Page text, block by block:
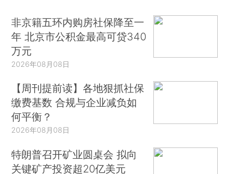
非京籍五环内购房社保降至一
年 北京市公积金最高可贷340
万元
2026年08月08日
【周刊提前读】各地狠抓社保
缴费基数 合规与企业减负如
何平衡？
2026年08月08日
特朗普召开矿业圆桌会 拟向
关键矿产投资超20亿美元